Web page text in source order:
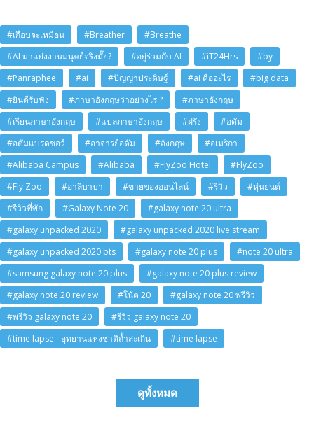
#เกือบจะเหมือน #Breather
#Breathe
#AI มาแย่งงานมนุษย์จริงมั๊ย?
#อยู่ร่วมกับ AI #iT24Hrs
#by
#Panraphee
#ai #ปัญญาประดิษฐ์ #ai คืออะไร
#big data
#ยินดีรับฟัง
#ภาษาอังกฤษว่าอย่างไร ?
#ภาษาอังกฤษ
#เรียนภาษาอังกฤษ
#แปลภาษาอังกฤษ #ฝรั่ง
#อดัม
#อดัมแบรดชอว์
#อาจารย์อดัม #อังกฤษ
#อเมริกา
#Alibaba Campus
#Alibaba #FlyZoo Hotel
#FlyZoo
#Fly Zoo
#อาลีบาบา #ขายของออนไลน์ #รีวิว
#หุ่นยนต์
#รีวิวที่พัก
#Galaxy Note 20
#galaxy note 20 ultra
#galaxy unpacked 2020
#galaxy unpacked 2020 live stream
#galaxy unpacked 2020 bts
#galaxy note 20 plus
#note 20 ultra
#samsung galaxy note 20 plus
#galaxy note 20 plus review
#galaxy note 20 review
#โน้ต 20
#galaxy note 20 พรีวิว
#พรีวิว galaxy note 20
#รีวิว galaxy note 20
#time lapse - อุทยานแห่งชาติถ้ำสะเกิน
#time lapse
ดูทั้งหมด